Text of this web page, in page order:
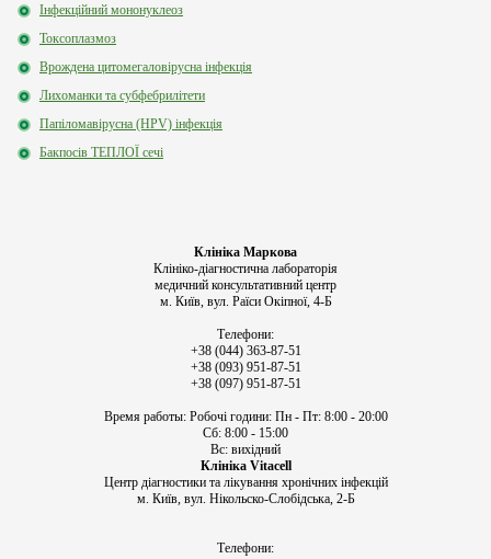
Інфекційний мононуклеоз
Токсоплазмоз
Врождена цитомегаловірусна інфекція
Лихоманки та субфебрилітети
Папіломавірусна (HPV) інфекція
Бакпосів ТЕПЛОЇ сечі
Клініка Маркова
Клініко-діагностична лабораторія
медичний консультативний центр
м. Київ, вул. Раїси Окіпної, 4-Б
Телефони:
+38 (044) 363-87-51
+38 (093) 951-87-51
+38 (097) 951-87-51
Время работы: Робочі години: Пн - Пт: 8:00 - 20:00
Сб: 8:00 - 15:00
Вс: вихідний
Клініка Vitacell
Центр діагностики та лікування хронічних інфекцій
м. Київ, вул. Нікольско-Слобідська, 2-Б
Телефони: